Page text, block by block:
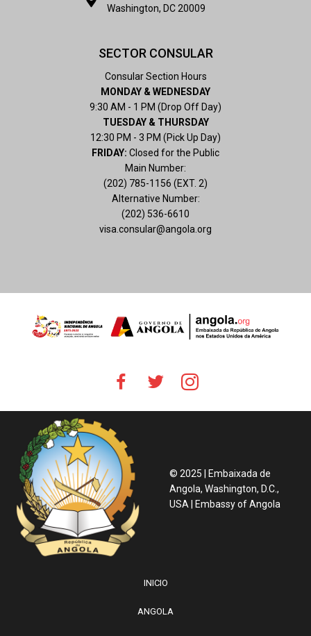
Washington, DC 20009
SECTOR CONSULAR
Consular Section Hours
MONDAY & WEDNESDAY
9:30 AM - 1 PM (Drop Off Day)
TUESDAY & THURSDAY
12:30 PM - 3 PM (Pick Up Day)
FRIDAY: Closed for the Public
Main Number:
(202) 785-1156 (EXT. 2)
Alternative Number:
(202) 536-6610
visa.consular@angola.org
© 2025 | Embaixada de
Angola, Washington, D.C.,
USA | Embassy of Angola
INICIO
ANGOLA